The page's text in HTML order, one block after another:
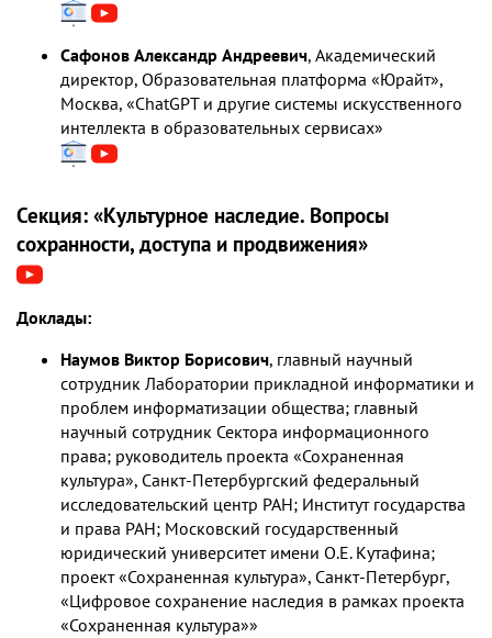
Сафонов Александр Андреевич, Академический
директор, Образовательная платформа «Юрайт»,
Москва, «ChatGPT и другие системы искусственного
интеллекта в образовательных сервисах»
Секция: «Культурное наследие. Вопросы
сохранности, доступа и продвижения»
Доклады:
Наумов Виктор Борисович, главный научный
сотрудник Лаборатории прикладной информатики и
проблем информатизации общества; главный
научный сотрудник Сектора информационного
права; руководитель проекта «Сохраненная
культура», Санкт-Петербургский федеральный
исследовательский центр РАН; Институт государства
и права РАН; Московский государственный
юридический университет имени О.Е. Кутафина;
проект «Сохраненная культура», Санкт-Петербург,
«Цифровое сохранение наследия в рамках проекта
«Сохраненная культура»»